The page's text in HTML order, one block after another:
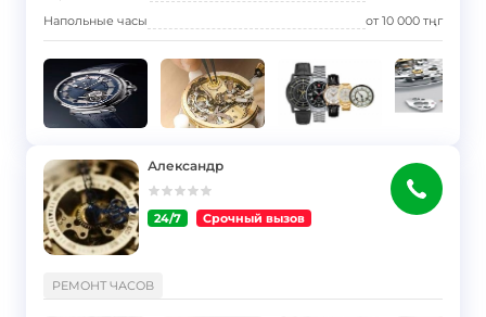
Напольные часы
от10 000 тңг
Александр
24/7 Срочный вызов
РЕМОНТ ЧАСОВ